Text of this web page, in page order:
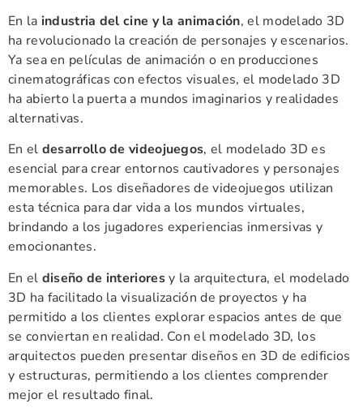
En la industria del cine y la animación, el modelado 3D
ha revolucionado la creación de personajes y escenarios.
Ya sea en películas de animación o en producciones
cinematográficas con efectos visuales, el modelado 3D
ha abierto la puerta a mundos imaginarios y realidades
alternativas.
En el desarrollo de videojuegos, el modelado 3D es
esencial para crear entornos cautivadores y personajes
memorables. Los diseñadores de videojuegos utilizan
esta técnica para dar vida a los mundos virtuales,
brindando a los jugadores experiencias inmersivas y
emocionantes.
En el diseño de interioresy la arquitectura, el modelado
3D ha facilitado la visualización de proyectos y ha
permitido a los clientes explorar espacios antes de que
se conviertan en realidad. Con el modelado 3D, los
arquitectos pueden presentar diseños en 3D de edificios
y estructuras, permitiendo a los clientes comprender
mejor el resultado final.